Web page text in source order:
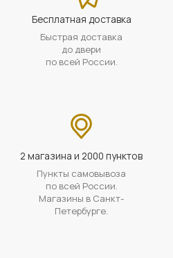
Бесплатная доставка
Быстрая доставка
до двери
по всей России.
2 магазина и 2000 пунктов
Пункты самовывоза
по всей России.
Магазины в Санкт-
Петербурге.